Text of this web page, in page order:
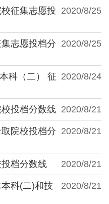
2020/8/25
征集志愿投
2020/8/25
志愿投档分
2020/8/24
科（二） 征
2020/8/21
投档分数线
2020/8/21
院校投档分
2020/8/21
档分数线
2020/8/21
科(二)和技